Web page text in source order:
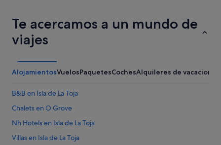
Te acercamos a un mundo de
viajes
AlojamientosVuelosPaquetesCochesAlquileres de vacaciones
B&B en Isla de La Toja
Chalets en O Grove
Nh Hotels en Isla de La Toja
Villas en Isla de La Toja